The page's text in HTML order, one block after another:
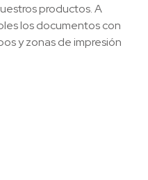
productos. A
los documentos con
y zonas de impresión